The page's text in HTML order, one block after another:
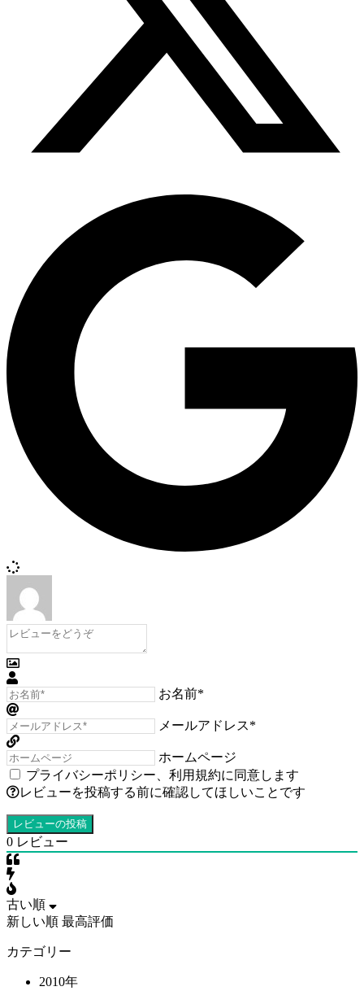
お名前*
メールアドレス*
ホームページ
プライバシーポリシー
利用規約に同意します
レビューを投稿する前に確認してほしいことです
0 レビュー
古い順
新しい順 最高評価
カテゴリー
2010年